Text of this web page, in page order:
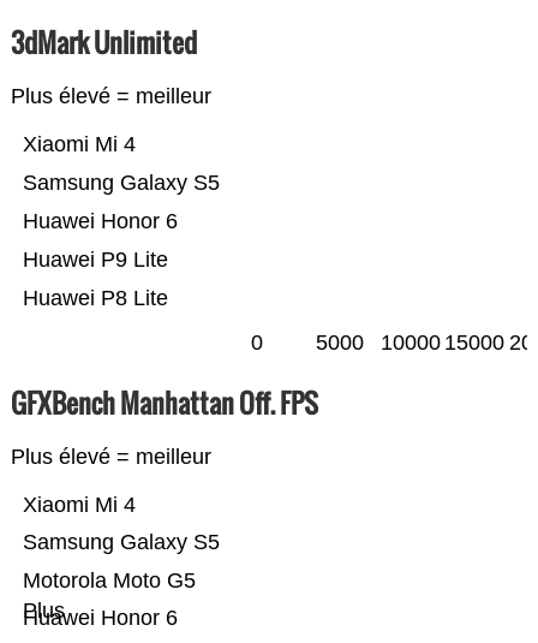
3dMark Unlimited
Plus élevé = meilleur
Huawei P8 Lite
Huawei P9 Lite
Huawei Honor 6
Samsung Galaxy S5
Xiaomi Mi 4
0 5000 10000 15000
GFXBench Manhattan Off. FPS
Plus élevé = meilleur
Huawei Honor 6
Motorola Moto G5
Plus
Samsung Galaxy S5
Xiaomi Mi 4